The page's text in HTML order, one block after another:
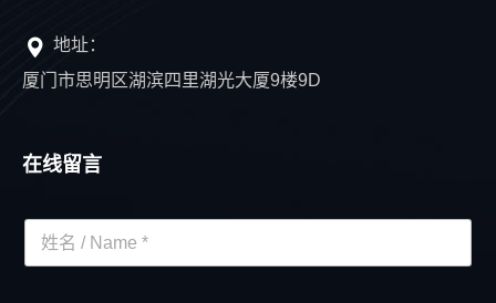
地址：
厦门市思明区湖滨四里湖光大厦9楼9D
在线留言